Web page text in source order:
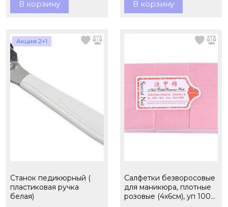
В корзину В корзину
Акция 2+1
Станок педикюрный (
пластиковая ручка
белая)
Салфетки безворосовые
для маникюра, плотные
розовые (4х6см), уп 1000